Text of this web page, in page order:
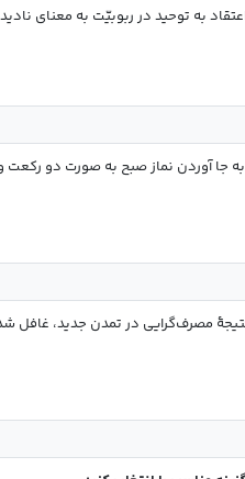
به توحید در ربوبیّت به معنای
به جا آوردن نماز صبح به صورت دو رکعت
در تمدن جدید، غافل شدن انسان از تکامل بُعد معنوی خویش است. (0/5)